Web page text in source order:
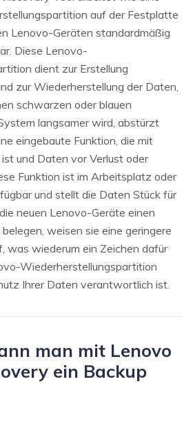
auf der Festplatte
Lenovo-Geräten standardmäßig
Diese Lenovo-
dient zur Erstellung
zur Wiederherstellung der Daten,
schwarzen oder blauen
langsamer wird, abstürzt
eingebaute Funktion, die mit
und Daten vor Verlust oder
Funktion ist im Arbeitsplatz oder
und stellt die Daten Stück für
neuen Lenovo-Geräte einen
weisen sie eine geringere
was wiederum ein Zeichen dafür
Wiederherstellungspartition
Ihrer Daten verantwortlich ist.
man mit Lenovo
ein Backup